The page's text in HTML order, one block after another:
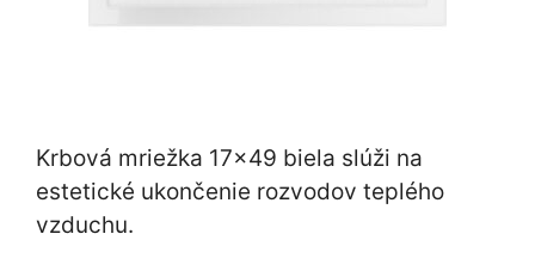
Krbová mriežka 17×49 biela slúži na
estetické ukončenie rozvodov teplého
vzduchu.